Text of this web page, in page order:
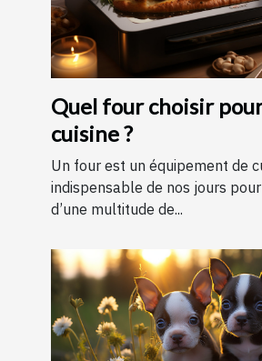
Quel four choisir
cuisine ?
Un four est un équipement de
indispensable de nos jours
d’une multitude de...